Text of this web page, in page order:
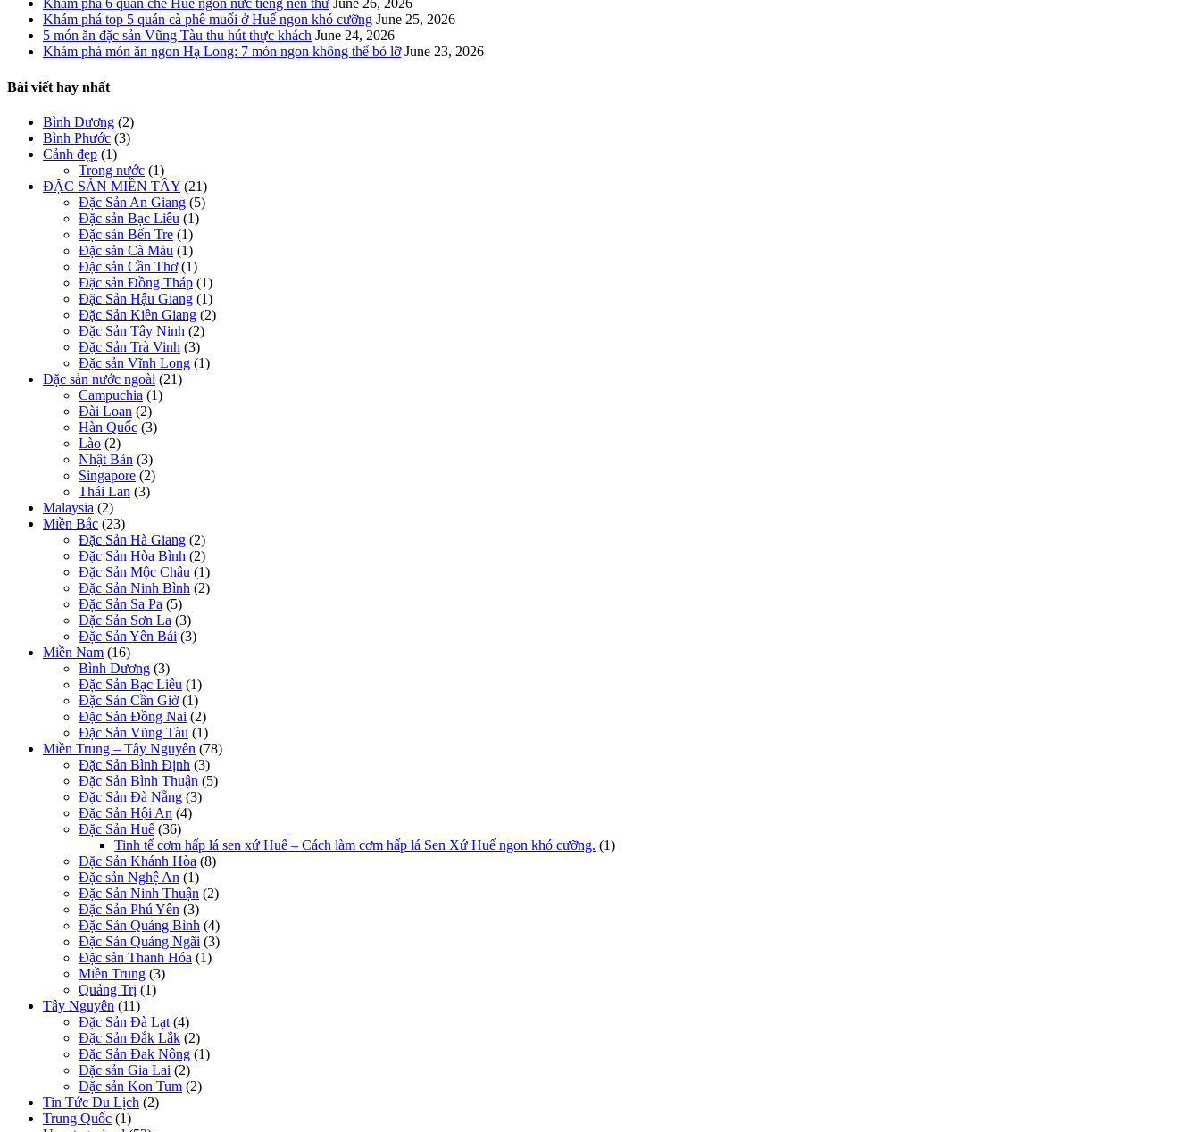
Khám phá 6 quán chè Huế ngon nức tiếng nên thử June 26, 2026
Khám phá top 5 quán cà phê muối ở Huế ngon khó cưỡng June 25, 2026
5 món ăn đặc sản Vũng Tàu thu hút thực khách June 24, 2026
Khám phá món ăn ngon Hạ Long: 7 món ngon không thể bỏ lỡ June 23, 2026
Bài viết hay nhất
Bình Dương (2)
Bình Phước (3)
Cảnh đẹp (1)
Trong nước (1)
ĐẶC SẢN MIỀN TÂY (21)
Đặc Sản An Giang (5)
Đặc sản Bạc Liêu (1)
Đặc sản Bến Tre (1)
Đặc sản Cà Màu (1)
Đặc sản Cần Thơ(1)
Đặc sản Đồng Tháp (1)
Đặc Sản Hậu Giang (1)
Đặc Sản Kiên Giang (2)
Đặc Sản Tây Ninh (2)
Đặc Sản Trà Vinh (3)
Đặc sản Vĩnh Long (1)
Đặc sản nước ngoài (21)
Campuchia (1)
Đài Loan (2)
Hàn Quốc (3)
Lào (2)
Nhật Bản (3)
Singapore (2)
Thái Lan (3)
Malaysia (2)
Miền Bắc (23)
Đặc Sản Hà Giang (2)
Đặc Sản Hòa Bình (2)
Đặc Sản Mộc Châu (1)
Đặc Sản Ninh Bình (2)
Đặc Sản Sa Pa (5)
Đặc Sản Sơn La (3)
Đặc Sản Yên Bái (3)
Miền Nam (16)
Bình Dương (3)
Đặc Sản Bạc Liêu (1)
Đặc Sản Cần Giờ(1)
Đặc Sản Đồng Nai (2)
Đặc Sản Vũng Tàu (1)
Miền Trung – Tây Nguyên (78)
Đặc Sản Bình Định (3)
Đặc Sản Bình Thuận (5)
Đặc Sản Đà Nẵng (3)
Đặc Sản Hội An (4)
Đặc Sản Huế (36)
Tinh tế cơm hấp lá sen xứ Huế – Cách làm cơm hấp lá Sen Xứ Huế ngon khó cưỡng. (1)
Đặc Sản Khánh Hòa (8)
Đặc sản Nghệ An (1)
Đặc Sản Ninh Thuận (2)
Đặc Sản Phú Yên (3)
Đặc Sản Quảng Bình (4)
Đặc Sản Quảng Ngãi (3)
Đặc sản Thanh Hóa (1)
Miền Trung (3)
Quảng Trị (1)
Tây Nguyên (11)
Đặc Sản Đà Lạt (4)
Đặc Sản Đắk Lắk (2)
Đặc Sản Đak Nông (1)
Đặc sản Gia Lai (2)
Đặc sản Kon Tum (2)
Tin Tức Du Lịch (2)
Trung Quốc (1)